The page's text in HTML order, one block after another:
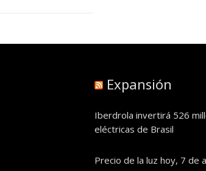
Expansión
Iberdrola invertirá 526
eléctricas de Brasil
Precio de la luz hoy, 7 de